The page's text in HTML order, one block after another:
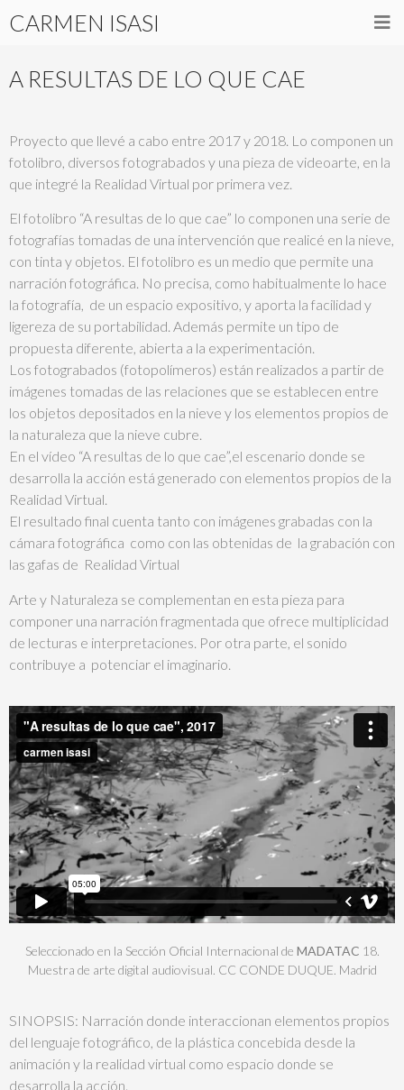
CARMEN ISASI
A RESULTAS DE LO QUE CAE
Proyecto que llevé a cabo entre 2017 y 2018. Lo componen un
fotolibro, diversos fotograbados y una pieza de videoarte, en la
que integré la Realidad Virtual por primera vez.
El fotolibro “A resultas de lo que cae” lo componen una serie de
fotografías tomadas de una intervención que realicé en la nieve,
con tinta y objetos. El fotolibro es un medio que permite una
narración fotográfica. No precisa, como habitualmente lo hace
la fotografía, de un espacio expositivo, y aporta la facilidad y
ligereza de su portabilidad. Además permite un tipo de
propuesta diferente, abierta a la experimentación.
Los fotograbados (fotopolímeros) están realizados a partir de
imágenes tomadas de las relaciones que se establecen entre
los objetos depositados en la nieve y los elementos propios de
la naturaleza que la nieve cubre.
En el vídeo “A resultas de lo que cae”,el escenario donde se
desarrolla la acción está generado con elementos propios de la
Realidad Virtual.
El resultado final cuenta tanto con imágenes grabadas con la
cámara fotográfica como con las obtenidas de la grabación con
las gafas de Realidad Virtual
Arte y Naturaleza se complementan en esta pieza para
componer una narración fragmentada que ofrece multiplicidad
de lecturas e interpretaciones. Por otra parte, el sonido
contribuye a potenciar el imaginario.
Seleccionado en la Sección Oficial Internacional de MADATAC 18.
Muestra de arte digital audiovisual. CC CONDE DUQUE. Madrid
SINOPSIS: Narración donde interaccionan elementos propios
del lenguaje fotográfico, de la plástica concebida desde la
animación y la realidad virtual como espacio donde se
desarrolla la acción.